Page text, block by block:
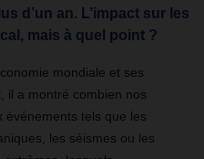
d’un an. L’impact sur les
mais à quel point ?
mondiale et ses
il a montré combien nos
événements tels que les
les séismes ou les